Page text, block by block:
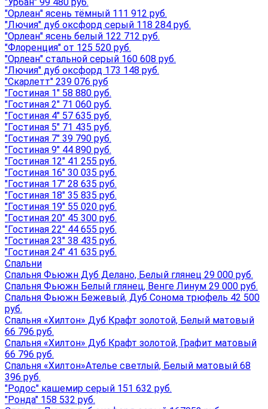
"Орлеан" ясень тёмный 111 912 руб.
"Лючия" дуб оксфорд серый 118 284 руб.
"Орлеан" ясень белый 122 712 руб.
"Флоренция" от 125 520 руб.
"Орлеан" стальной серый 160 608 руб.
"Лючия" дуб оксфорд 173 148 руб.
"Скарлетт" 239 076 руб
"Гостиная 1" 58 880 руб.
"Гостиная 2" 71 060 руб.
"Гостиная 4" 57 635 руб.
"Гостиная 5" 71 435 руб.
"Гостиная 7" 39 790 руб.
"Гостиная 9" 44 890 руб.
"Гостиная 12" 41 255 руб.
"Гостиная 16" 30 035 руб.
"Гостиная 17" 28 635 руб.
"Гостиная 18" 35 835 руб.
"Гостиная 19" 55 020 руб.
"Гостиная 20" 45 300 руб.
"Гостиная 22" 44 655 руб.
"Гостиная 23" 38 435 руб.
"Гостиная 24" 41 635 руб.
Спальни
Спальня Фьюжн Дуб Делано, Белый глянец 29 000 руб.
Спальня Фьюжн Белый глянец, Венге Линум 29 000 руб.
Спальня Фьюжн Бежевый, Дуб Сонома трюфель 42 500
руб.
Спальня «Хилтон» Дуб Крафт золотой, Белый матовый
66 796 руб.
Спальня «Хилтон» Дуб Крафт золотой, Графит матовый
66 796 руб.
Спальня «Хилтон»Ателье светлый, Белый матовый 68
396 руб.
"Родос" кашемир серый 151 632 руб.
"Ронда" 158 532 руб.